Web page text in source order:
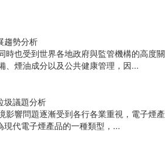
趨勢分析
時也受到世界各地政府與監管機構的高度關
、煙油成分以及公共健康管理，因...
圾議題分析
影響問題逐漸受到各行各業重視，電子煙產
代電子煙產品的一種類型，...